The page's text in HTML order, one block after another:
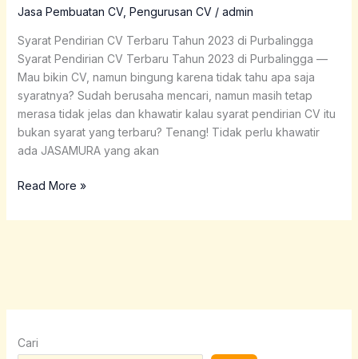
Jasa Pembuatan CV, Pengurusan CV/ admin
Syarat Pendirian CV Terbaru Tahun 2023 di Purbalingga
Syarat Pendirian CV Terbaru Tahun 2023 di Purbalingga —
Mau bikin CV, namun bingung karena tidak tahu apa saja
syaratnya? Sudah berusaha mencari, namun masih tetap
merasa tidak jelas dan khawatir kalau syarat pendirian CV itu
bukan syarat yang terbaru? Tenang! Tidak perlu khawatir
ada JASAMURA yang akan
Terbaru
2023
di
Purbalingga
Read More »
Cari